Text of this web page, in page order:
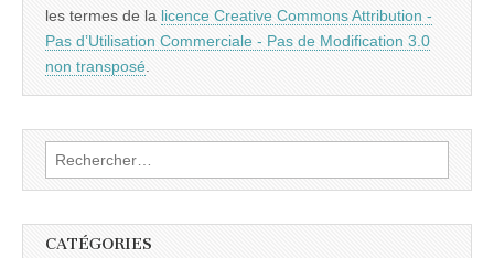
les termes de la licence Creative Commons Attribution -
Pas d’Utilisation Commerciale - Pas de Modification 3.0
non transposé
Rechercher :
CATÉGORIES